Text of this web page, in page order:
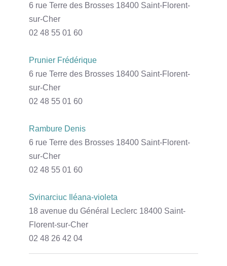
6 rue Terre des Brosses 18400 Saint-Florent-
sur-Cher
02 48 55 01 60
Prunier Frédérique
6 rue Terre des Brosses 18400 Saint-Florent-
sur-Cher
02 48 55 01 60
Rambure Denis
6 rue Terre des Brosses 18400 Saint-Florent-
sur-Cher
02 48 55 01 60
Svinarciuc Iléana-violeta
18 avenue du Général Leclerc 18400 Saint-
Florent-sur-Cher
02 48 26 42 04